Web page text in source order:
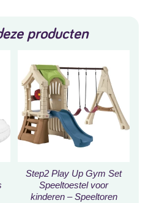
producten
Step2 Play Up Gym Set
Speeltoestel voor
kinderen – Speeltoren